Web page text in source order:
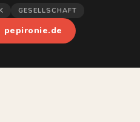
GESELLSCHAFT
pepironie.de